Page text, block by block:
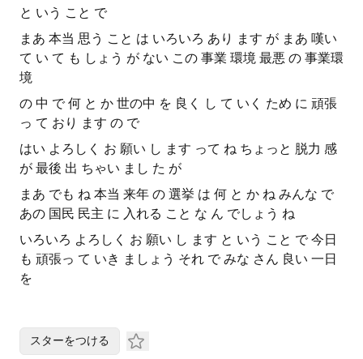
と いう こと で
まあ 本当 思う こと は いろいろ あり ます が まあ 嘆い
て い て も しょう が ない この 事業 環境 最悪 の 事業環
境
の 中 で 何 と か 世の中 を 良く し て いく ため に 頑張
っ て おり ます の で
はい よろしく お 願い し ます って ね ちょっと 脱力 感
が 最後 出 ちゃい まし た が
まあ でも ね 本当 来年 の 選挙 は 何 と か ね みんな で
あの 国民 民主 に 入れる こと な ん でしょう ね
いろいろ よろしく お 願い し ます と いう こと で 今日
も 頑張っ て いき ましょう それ で みな さん 良い 一日
を
スターをつける